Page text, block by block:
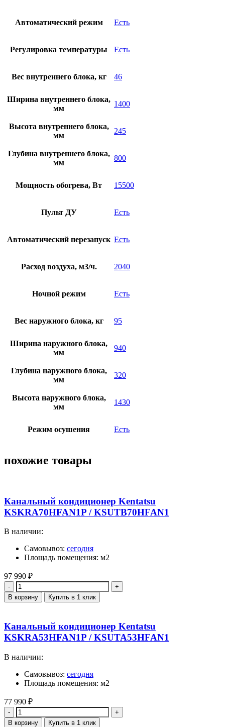
Автоматический режим Есть
Регулировка температуры Есть
Вес внутреннего блока, кг 46
Ширина внутреннего блока,
мм
1400
Высота внутреннего блока,
мм
245
Глубина внутреннего блока,
мм
800
Мощность обогрева, Вт 15500
Пульт ДУ Есть
Автоматический перезапуск Есть
Расход воздуха, м3/ч. 2040
Ночной режим Есть
Вес наружного блока, кг 95
Ширина наружного блока,
мм
940
Глубина наружного блока,
мм
320
Высота наружного блока,
мм
1430
Режим осушения Есть
похожие товары
Канальный кондиционер Kentatsu
KSKRA70HFAN1P / KSUTB70HFAN1
В наличии:
Самовывоз: сегодня
Площадь помещения: м2
97 990 ₽
Количество
В корзину Купить в 1 клик
Канальный кондиционер Kentatsu
KSKRA53HFAN1P / KSUTA53HFAN1
В наличии:
Самовывоз: сегодня
Площадь помещения: м2
77 990 ₽
Количество
В корзину Купить в 1 клик